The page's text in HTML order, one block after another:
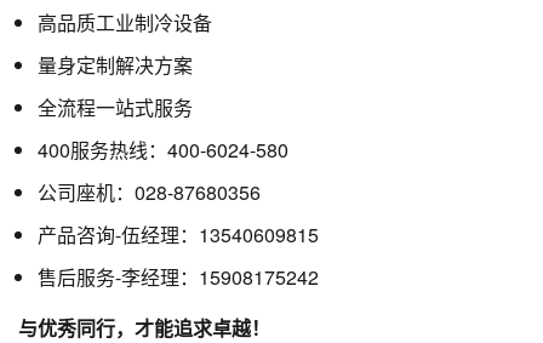
高品质工业制冷设备
量身定制解决方案
全流程一站式服务
400服务热线：400-6024-580
公司座机：028-87680356
产品咨询-伍经理：13540609815
售后服务-李经理：15908175242
与优秀同行，才能追求卓越！